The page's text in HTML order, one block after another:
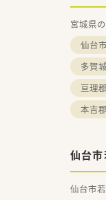
宮城県
仙台
多賀
亘理
本吉
仙台
仙台市